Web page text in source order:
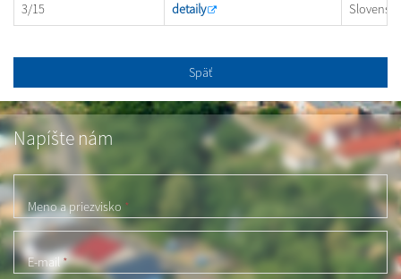
3/15 detaily
Späť
Napíšte nám
Meno a priezvisko *
E-mail*